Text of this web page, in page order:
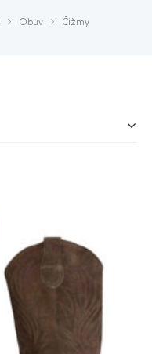
Obuv Čižmy